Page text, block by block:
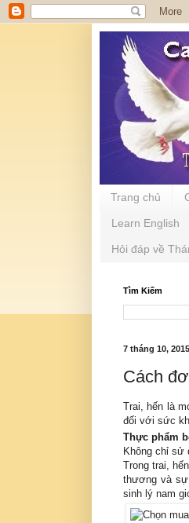
Trang chủ
Learn English
Hỏi đáp về
Tìm Kiếm
7 tháng 10, 2015
Cách
Trai, hến là
đối với sức
Thực phẩm
Không chỉ sử
Trong trai,
thương và sự
sinh lý nam